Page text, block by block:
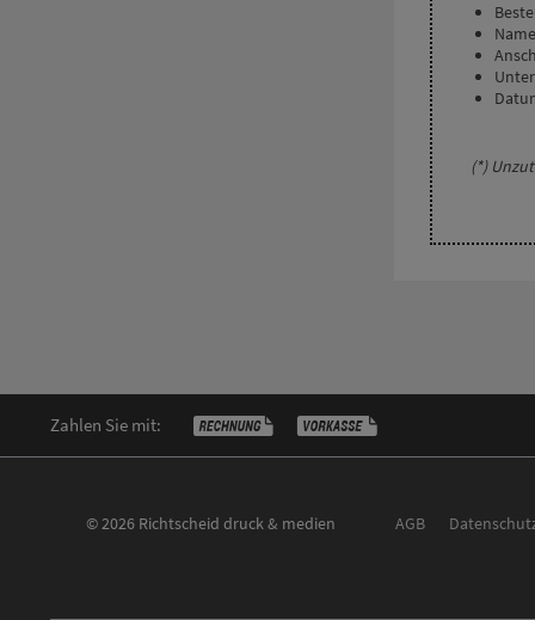
(*)
Zahlen Sie mit:
© 2026 Richtscheid druck & medien AGB